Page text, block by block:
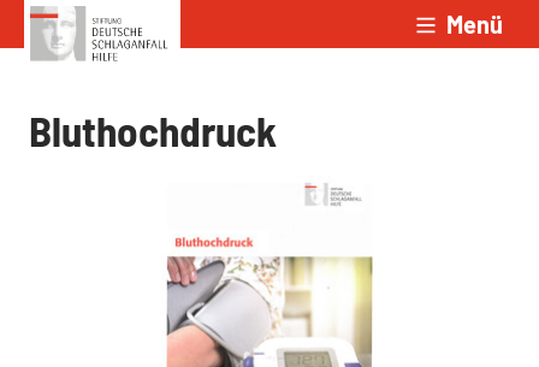
Zum Inhalt springen Menü
Bluthochdruck